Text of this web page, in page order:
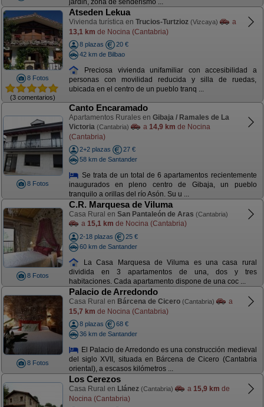
jardin, zona de senderismo ...
8 Fotos
(3 comentarios)
Atseden Lekua
Vivienda turística en Trucios-Turtzioz (Vizcaya)
a
13,1 km de Nocina (Cantabria)
8 plazas
20 €
42 km de Bilbao
Preciosa vivienda unifamiliar con accesibilidad a
personas con movilidad reducida y silla de ruedas,
ubicada en el centro de un pueblo tranq ...
8 Fotos
Canto Encaramado
Apartamentos Rurales en Gibaja / Ramales de La
Victoria (Cantabria) a 14,9 km de Nocina
(Cantabria)
2+2 plazas
27 €
58 km de Santander
Se trata de un total de 6 apartamentos recientemente
inaugurados en pleno centro de Gibaja, un pueblo
tranquilo a orillas del río Asón. Su u ...
8 Fotos
C.R. Marquesa de Viluma
Casa Rural en San Pantaleón de Aras (Cantabria)
a 15,1 km de Nocina (Cantabria)
2-18 plazas
25 €
60 km de Santander
La Casa Marquesa de Viluma es una casa rural
dividida en 3 apartamentos de una, dos y tres
habitaciones. Cada apartamento dispone de una coc ...
8 Fotos
Palacio de Arredondo
Casa Rural en Bárcena de Cicero (Cantabria)
a
15,7 km de Nocina (Cantabria)
8 plazas
68 €
36 km de Santander
El Palacio de Arredondo es una construcción medieval
del siglo XVII, situada en Bárcena de Cicero (Cantabria
oriental), a escasos kilómetros ...
Los Cerezos
Casa Rural en Llánez (Cantabria) a 15,9 km de
Nocina (Cantabria)